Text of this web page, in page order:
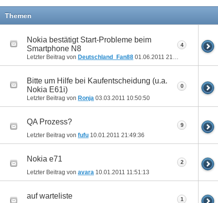
Themen
Nokia bestätigt Start-Probleme beim
Smartphone N8
Letzter Beitrag von Deutschland_Fan88 01.06.2011 21:04:13
4
Bitte um Hilfe bei Kaufentscheidung (u.a.
Nokia E61i)
Letzter Beitrag von Ronja 03.03.2011 10:50:50
0
QA Prozess?
Letzter Beitrag von fufu 10.01.2011 21:49:36
9
Nokia e71
Letzter Beitrag von avara 10.01.2011 11:51:13
2
auf warteliste 1